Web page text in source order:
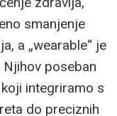
smanjenje
a „wearable“ je
poseban
integriramo s
do preciznih